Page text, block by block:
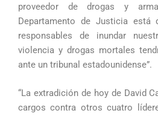
proveedor de drogas y
Departamento de Justicia está
responsables de inundar
violencia y drogas mortales
ante un tribunal estadounidense”.
“La extradición de hoy de David
cargos contra otros cuatro